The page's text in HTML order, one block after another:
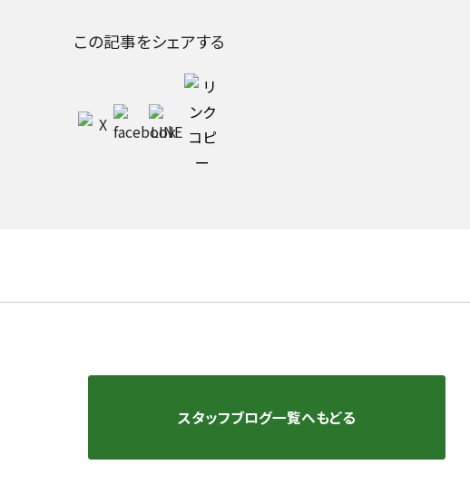
この記事をシェアする
スタッフブログ一覧へもどる